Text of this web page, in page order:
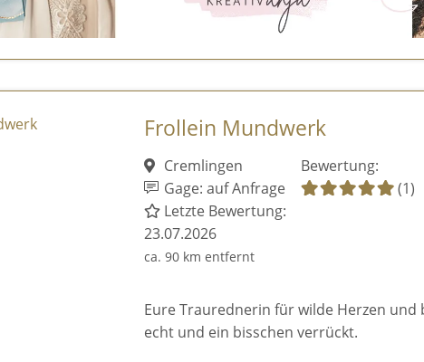
Frollein Mundwerk
Cremlingen
Gage: auf Anfrage
Letzte Bewertung:
23.07.2026
ca. 90 km entfernt
Bewertung:
(1)
Eure Traurednerin für wilde Herzen und
echt und ein bisschen verrückt.